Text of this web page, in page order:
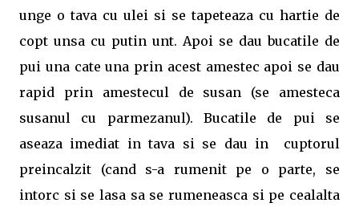
unge o tava cu ulei si se tapeteaza cu hartie de
copt unsa cu putin unt. Apoi se dau bucatile de
pui una cate una prin acest amestec apoi se dau
rapid prin amestecul de susan (se amesteca
susanul cu parmezanul). Bucatile de pui se
aseaza imediat in tava si se dau in cuptorul
preincalzit (cand s-a rumenit pe o parte, se
intorc si se lasa sa se rumeneasca si pe cealalta